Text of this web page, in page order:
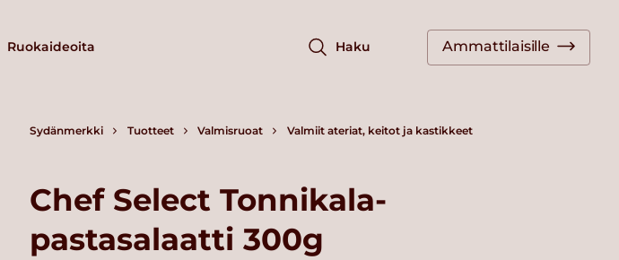
Ruokaideoita Haku Ammattilaisille
Sydänmerkki Tuotteet Valmisruoat Valmiit ateriat, keitot ja kastikkeet
Chef Select Tonnikala-
pastasalaatti 300g